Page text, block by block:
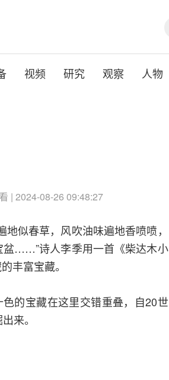
视频 研究 观察 人物
| 2024-08-26 09:48:27
似春草，风吹油味遍地香喷喷，
盆……”诗人李季用一首《柴达木小
丰富宝藏。
的宝藏在这里交错重叠，自20世
来。